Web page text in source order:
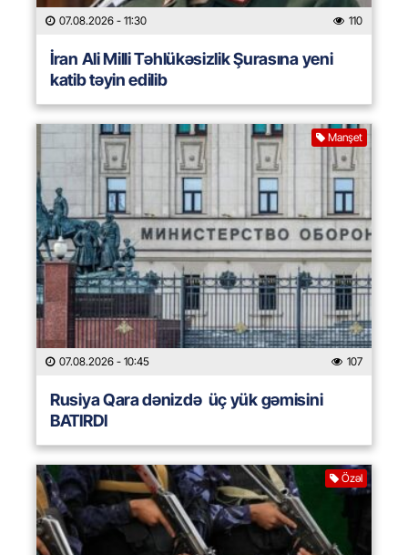
07.08.2026 - 11:30 110
İran Ali Milli Təhlükəsizlik Şurasına yeni
katib təyin edilib
Manşet
07.08.2026 - 10:45 107
Rusiya Qara dənizdə üç yük gəmisini
BATIRDI
Özəl